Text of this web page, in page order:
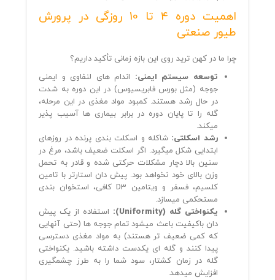
اهمیت دوره 4 تا 10 روزگی در پرورش
طیور صنعتی
چرا ما در کهن ترید روی این بازه زمانی تأکید داریم؟
توسعه سیستم ایمنی: اندام‌ های لنفاوی و ایمنی
جوجه (مثل بورس فابریسیوس) در این دوره به شدت
در حال رشد هستند. کمبود مواد مغذی در این مرحله،
گله را تا پایان دوره در برابر بیماری‌ ها آسیب‌ پذیر
میکند.
رشد اسکلتی: شاکله و اسکلت‌ بندی پرنده در روزهای
ابتدایی شکل میگیرد. اگر اسکلت ضعیف باشد، مرغ در
سنین بالا دچار مشکلات حرکتی شده و قادر به تحمل
وزن بالای خود نخواهد بود. پیش دان استارتر با تامین
کلسیم، فسفر و ویتامین D3 کافی، استخوان‌ بندی
مستحکمی میسازد.
یکنواختی گله (Uniformity):
استفاده از یک پیش
دان باکیفیت باعث میشود تمام جوجه‌ ها (حتی آنهایی
که کمی ضعیف‌ تر هستند) به مواد مغذی دسترسی
پیدا کنند و گله‌ ای یکدست داشته باشید. یکنواختی
گله در زمان کشتار، سود شما را به طرز چشمگیری
افزایش میدهد.